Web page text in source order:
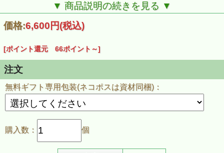
▼ 商品説明の続きを見る ▼
価格:6,600円(税込)
[ポイント還元 66ポイント～]
注文
無料ギフト専用包装(ネコポスは資材同梱)：
購入数： 個